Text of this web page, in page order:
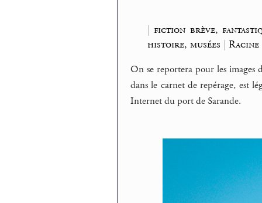
|fiction brève,
histoire, musées | Racine
On se reportera pour les
dans le carnet de repérage, est
Internet du port de Sarande.